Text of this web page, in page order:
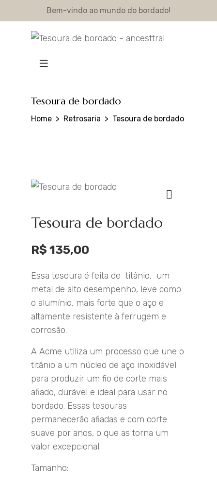
Bem-vindo ao mundo do bordado!
Tesoura de bordado
Home Retrosaria Tesoura de bordado
Tesoura de bordado
R$ 135,00
Essa tesoura é feita de titânio, um
metal de alto desempenho, leve como
o alumínio, mais forte que o aço e
altamente resistente à ferrugem e
corrosão.
A Acme utiliza um processo que une o
titânio a um núcleo de aço inoxidável
para produzir um fio de corte mais
afiado, durável e ideal para usar no
bordado. Essas tesouras
permanecerão afiadas e com corte
suave por anos, o que as torna um
valor excepcional.
Tamanho: